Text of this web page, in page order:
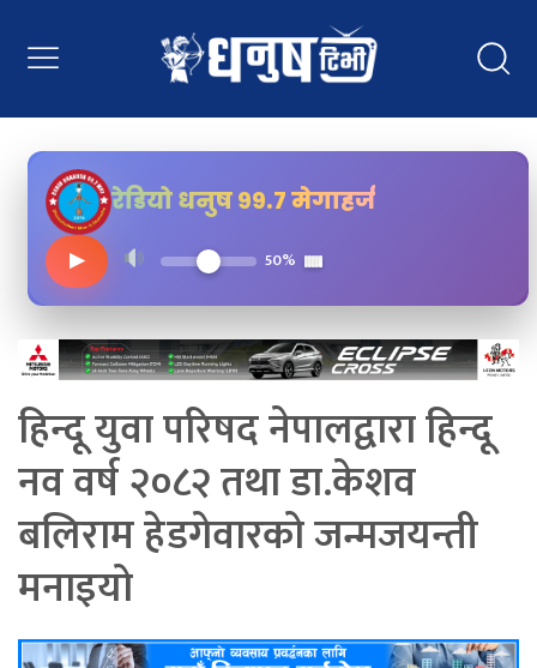
रेडियो धनुष ९९.७ मेगाहर्ज
▶
50%
हिन्दू युवा परिषद नेपालद्वारा हिन्दू
नव वर्ष २०८२ तथा डा.केशव
बलिराम हेडगेवारको जन्मजयन्ती
मनाइयो